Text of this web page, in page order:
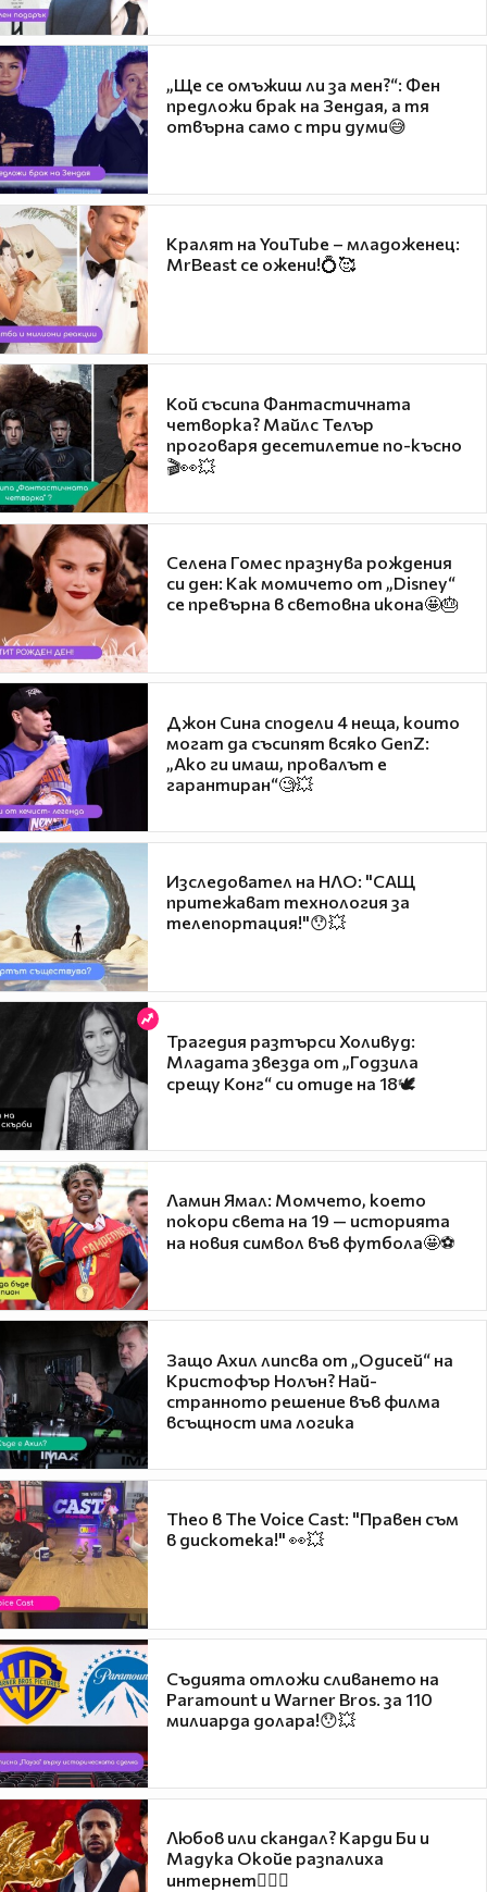
„Ще се омъжиш ли за мен?“: Фен
предложи брак на Зендая, а тя
отвърна само с три думи😅
Кралят на YouTube – младоженец:
MrBeast се ожени!💍🥰
Кой съсипа Фантастичната
четворка? Майлс Телър
проговаря десетилетие по-късно
🎬👀💥
Селена Гомес празнува рождения
си ден: Как момичето от „Disney“
се превърна в световна икона🤩🎂
Джон Сина сподели 4 неща, които
могат да съсипят всяко GenZ:
„Ако ги имаш, провалът е
гарантиран“🧐💥
Изследовател на НЛО: "САЩ
притежават технология за
телепортация!"😯💥
Трагедия разтърси Холивуд:
Младата звезда от „Годзила
срещу Конг“ си отиде на 18🕊️
Ламин Ямал: Момчето, което
покори света на 19 — историята
на новия символ във футбола🤩⚽
Защо Ахил липсва от „Одисей“ на
Кристофър Нолън? Най-
странното решение във филма
всъщност има логика
Theo в The Voice Cast: "Правен съм
в дискотека!" 👀💥
Съдията отложи сливането на
Paramount и Warner Bros. за 110
милиарда долара!😯💥
Любов или скандал? Карди Би и
Мадука Окойе разпалиха
интернет❤️‍🔥🔥